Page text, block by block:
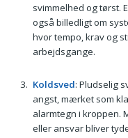
svimmelhed og tørst.
også billedligt om
hvor tempo, krav og
arbejdsgange.
Koldsved: Pludselig
angst, mærket som
alarmtegn i kroppen.
eller ansvar bliver